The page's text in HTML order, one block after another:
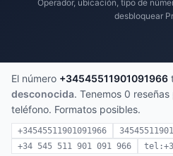
Operador, ubicación, tipo de
desbloquear
El número +34545511901091966
desconocida. Tenemos 0
teléfono. Formatos posibles.
+34545511901091966
+34 545 511 901 091 966